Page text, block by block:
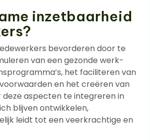
inzetbaarheid
bevorderen door te
van een gezonde werk-
het faciliteren van
en het creëren van
aspecten te integreren in
blijven ontwikkelen,
leidt tot een veerkrachtige en